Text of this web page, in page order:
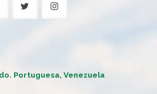
Portuguesa, Venezuela